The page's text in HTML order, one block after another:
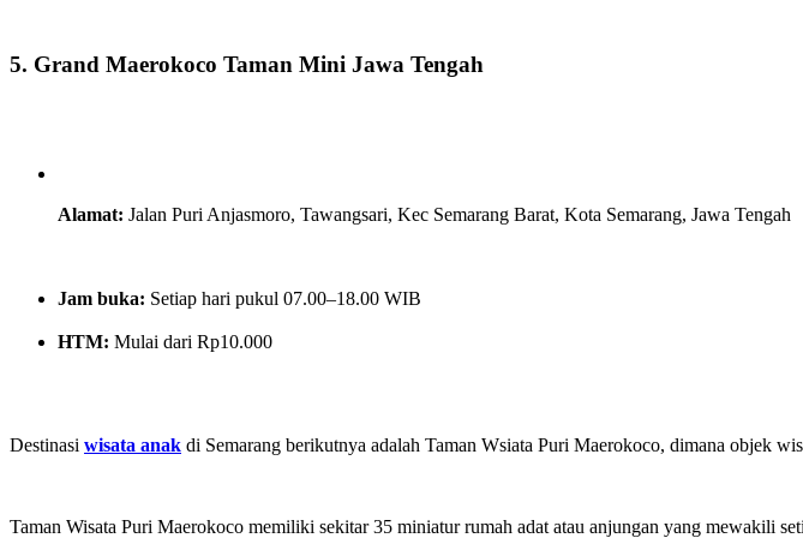
5. Grand Maerokoco Taman Mini Jawa Tengah
Alamat: Jalan Puri Anjasmoro, Tawangsari, Kec Semarang Barat, Kota Semarang, Jawa Tengah
Jam buka: Setiap hari pukul 07.00–18.00 WIB
HTM: Mulai dari Rp10.000
Destinasi wisata anak di Semarang berikutnya adalah Taman Wsiata Puri Maerokoco, dimana objek
Taman Wisata Puri Maerokoco memiliki sekitar 35 miniatur rumah adat atau anjungan yang mewakili